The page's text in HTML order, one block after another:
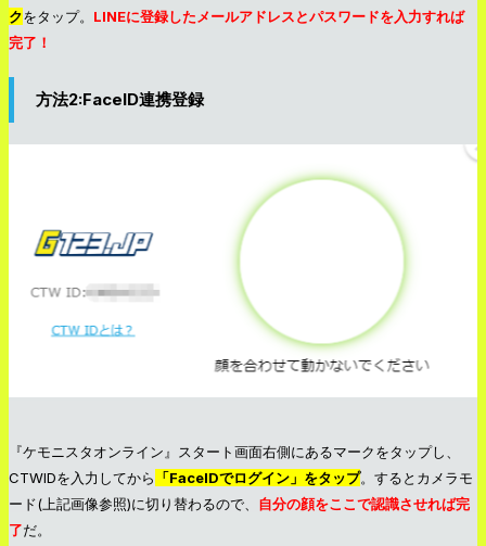
クをタップ。 LINEに登録したメールアドレスとパスワードを入力すれば
完了！
方法2:FaceID連携登録
『ケモニスタオンライン』スタート画面右側にあるマークをタップし、
CTWIDを入力してから 「FaceIDでログイン」をタップ。するとカメラモ
ード(上記画像参照)に切り替わるので、 自分の顔をここで認識させれば完
了だ。